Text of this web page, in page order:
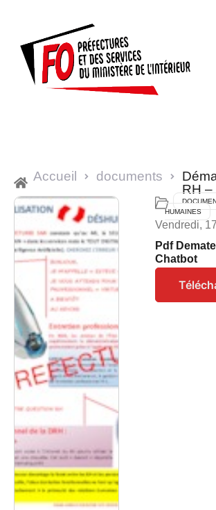
Accueil documents
RH –
HUMAINES
Vendredi,
Pdf
Chatbot